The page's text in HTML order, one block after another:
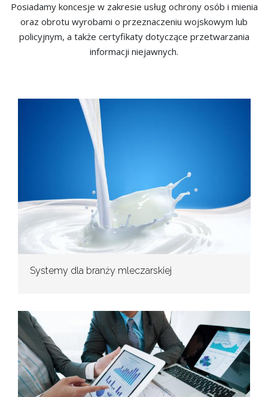
Posiadamy koncesje w zakresie usług ochrony osób i mienia
oraz obrotu wyrobami o przeznaczeniu wojskowym lub
policyjnym, a także certyfikaty dotyczące przetwarzania
informacji niejawnych.
Systemy dla branży mleczarskiej